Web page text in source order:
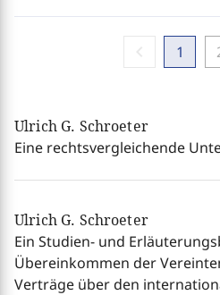
1
Ulrich G. Schroeter
Eine rechtsvergleichende
Ulrich G. Schroeter
Ein Studien- und
Übereinkommen der
Verträge über den